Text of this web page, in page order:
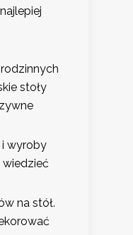
stoły
wyroby
na stół.